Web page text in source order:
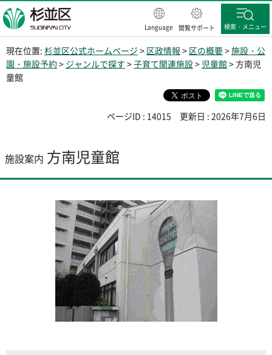
杉並区
Language 閲覧サポート 検索・メニュー
現在位置: 杉並区公式ホームページ > 区政情報 > 区の概要>施設・公
園・施設予約> ジャンルで探す >子育て関連施設> 児童館> 方南児
童館
ページID : 14015 更新日 : 2026年7月6日
施設案内 方南児童館